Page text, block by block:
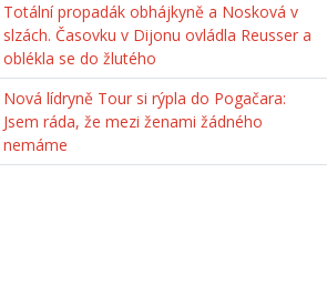
Totální propadák obhájkyně a Nosková v
slzách. Časovku v Dijonu ovládla Reusser a
oblékla se do žlutého
Nová lídryně Tour si rýpla do Pogačara:
Jsem ráda, že mezi ženami žádného
nemáme